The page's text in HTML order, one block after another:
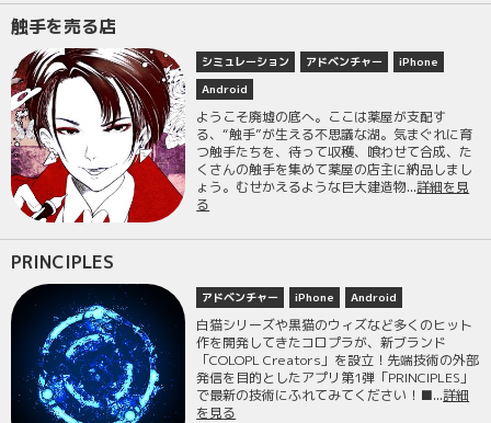
触手を売る店
シミュレーション アドベンチャー
iPhone
Android
ようこそ廃墟の底へ。ここは薬屋が支配す
る、“触手”が生える不思議な湖。気まぐれに育
つ触手たちを、待って収穫、喰わせて合成、た
くさんの触手を集めて薬屋の店主に納品しまし
ょう。むせかえるような巨大建造物...詳細を見
る
PRINCIPLES
アドベンチャー iPhone Android
白猫シリーズや黒猫のウィズなど多くのヒット
作を開発してきたコロプラが、新ブランド
「COLOPL Creators」を設立！先端技術の外部
発信を目的としたアプリ第1弾「PRINCIPLES」
で最新の技術にふれてみてください！■...詳細
を見る